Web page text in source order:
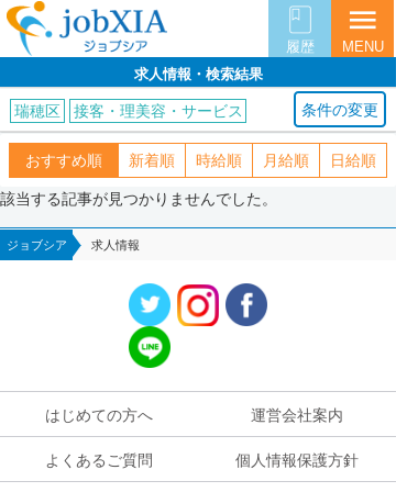
履歴
menu
MENU
求人情報・検索結果
条件の変更
瑞穂区 接客・理美容・サービス
おすすめ順 新着順 時給順 月給順 日給順
該当する記事が見つかりませんでした。
ジョブシア 求人情報
はじめての方へ 運営会社案内
よくあるご質問 個人情報保護方針